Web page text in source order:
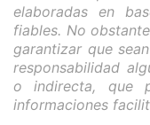
elaboradas en
fiables. No
garantizar que
responsabilidad
o indirecta, que
informaciones